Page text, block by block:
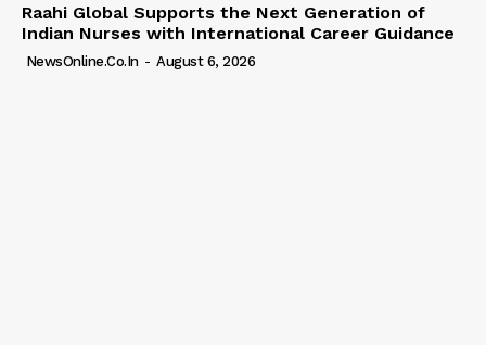
Raahi Global Supports the Next Generation of
Indian Nurses with International Career Guidance
NewsOnline.co.in - August 6, 2026